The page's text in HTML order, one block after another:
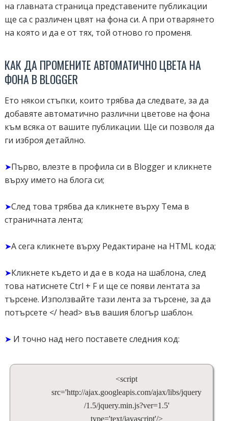
на главната страница представените публикации
ще са с различен цвят на фона си. А при отварянето
на която и да е от тях, той отново го променя.
КАК ДА ПРОМЕНИТЕ АВТОМАТИЧНО ЦВЕТА НА
ФОНА В BLOGGER
Ето някои стъпки, които трябва да следвате, за да
добавяте автоматично различни цветове на фона
към всяка от вашите публикации. Ще си позволя да
ги изброя детайлно.
➤Първо, влезте в профила си в Blogger и кликнете
върху името на блога си;
➤След това трябва да кликнете върху Тема в
страничната лента;
➤А сега кликнете върху Редактиране на HTML кода;
➤Кликнете където и да е в кода на шаблона, след
това натиснете Ctrl + F и ще се появи лентата за
търсене. Използвайте тази лента за търсене, за да
потърсете </ head> във вашия блогър шаблон.
➤И точно над него поставете следния код:
<script
src='http://ajax.googleapis.com/ajax/libs/jquery
/1.5/jquery.min.js?ver=1.5'
type='text/javascript'/>